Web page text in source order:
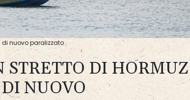
di nuovo paralizzato
STRETTO DI HORMUZ
NUOVO